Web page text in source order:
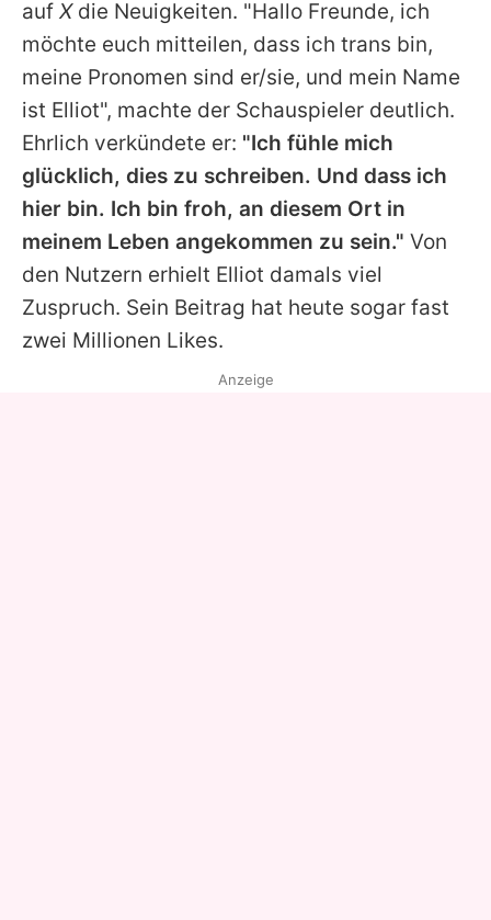
auf Xdie Neuigkeiten. "Hallo Freunde, ich
möchte euch mitteilen, dass ich trans bin,
meine Pronomen sind er/sie, und mein Name
ist Elliot", machte der Schauspieler deutlich.
Ehrlich verkündete er: "Ich fühle mich
glücklich, dies zu schreiben. Und dass ich
hier bin. Ich bin froh, an diesem Ort in
meinem Leben angekommen zu sein." Von
den Nutzern erhielt Elliot damals viel
Zuspruch. Sein Beitrag hat heute sogar fast
zwei Millionen Likes.
Anzeige